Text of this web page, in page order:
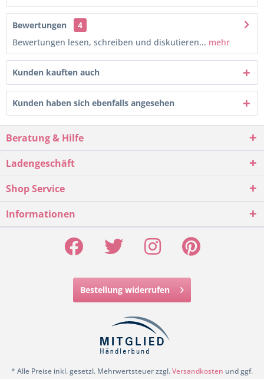
Bewertungen
4
Bewertungen lesen, schreiben und diskutieren... mehr
Kunden kauften auch
Kunden haben sich ebenfalls angesehen
Beratung & Hilfe
Ladengeschäft
Shop Service
Informationen
Bestellung widerrufen
* Alle Preise inkl. gesetzl. Mehrwertsteuer zzgl.Versandkosten und ggf.